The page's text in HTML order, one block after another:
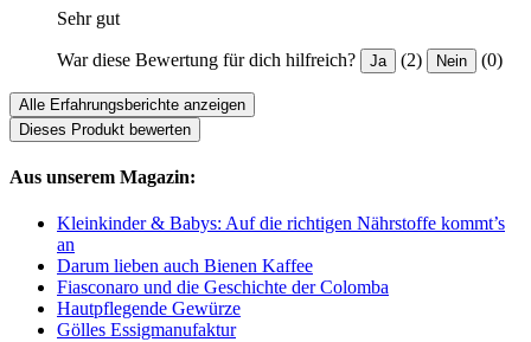
Sehr gut
War diese Bewertung für dich hilfreich? Ja (2) Nein (0)
Alle Erfahrungsberichte anzeigen
Dieses Produkt bewerten
Aus unserem Magazin:
Kleinkinder & Babys: Auf die richtigen Nährstoffe kommt’s
an
Darum lieben auch Bienen Kaffee
Fiasconaro und die Geschichte der Colomba
Hautpflegende Gewürze
Gölles Essigmanufaktur